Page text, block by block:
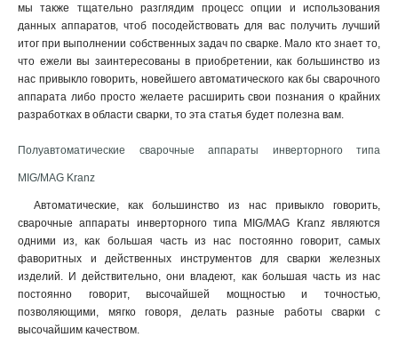
мы также тщательно разглядим процесс опции и использования
данных аппаратов, чтоб посодействовать для вас получить лучший
итог при выполнении собственных задач по сварке. Мало кто знает то,
что ежели вы заинтересованы в приобретении, как большинство из
нас привыкло говорить, новейшего автоматического как бы сварочного
аппарата либо просто желаете расширить свои познания о крайних
разработках в области сварки, то эта статья будет полезна вам.
Полуавтоматические сварочные аппараты инверторного типа
MIG/MAG Kranz
Автоматические, как большинство из нас привыкло говорить,
сварочные аппараты инверторного типа MIG/MAG Kranz являются
одними из, как большая часть из нас постоянно говорит, самых
фаворитных и действенных инструментов для сварки железных
изделий. И действительно, они владеют, как большая часть из нас
постоянно говорит, высочайшей мощностью и точностью,
позволяющими, мягко говоря, делать разные работы сварки с
высочайшим качеством.